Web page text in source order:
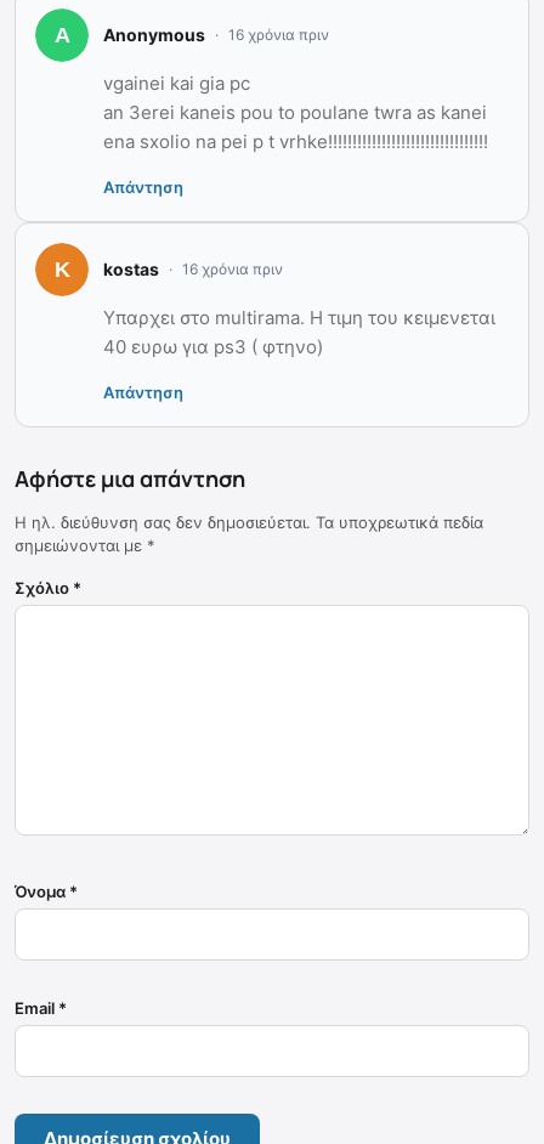
Anonymous 16 χρόνια πριν
vgainei kai gia pc
an 3erei kaneis pou to poulane twra as kanei
ena sxolio na pei p t vrhke!!!!!!!!!!!!!!!!!!!!!!!!!!!!!!!!!
Απάντηση
kostas 16 χρόνια πριν
Υπαρχει στο multirama. Η τιμη του κειμενεται
40 ευρω για ps3 ( φτηνο)
Απάντηση
Αφήστε μια απάντηση
Η ηλ. διεύθυνση σας δεν δημοσιεύεται. Τα υποχρεωτικά πεδία
σημειώνονται με *
Σχόλιο *
Όνομα *
Email *